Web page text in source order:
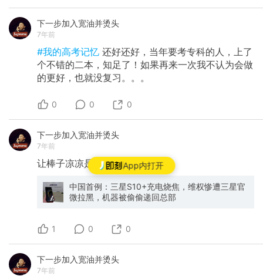
App内打开
下一步加入宽油并烫头
7年前
#我的高考记忆 还好还好，当年要考专科的人，上了
个不错的二本，知足了！如果再来一次我不认为会做
的更好，也就没复习。。。
0 0 0
下一步加入宽油并烫头
7年前
让棒子凉凉是我们的责任
中国首例：三星S10+充电烧焦，维权惨遭三星官
微拉黑，机器被偷偷递回总部
1 0 0
下一步加入宽油并烫头
7年前